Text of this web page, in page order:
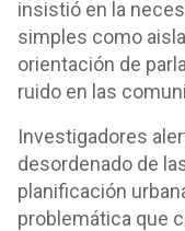
insistió en la
simples como
orientación de
ruido en las
Investigadores
desordenado de
planificación
problemática que